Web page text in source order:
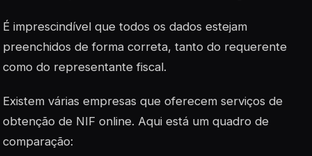
É imprescindível que todos os dados estejam
preenchidos de forma correta, tanto do requerente
como do representante fiscal.
Existem várias empresas que oferecem serviços de
obtenção de NIF online. Aqui está um quadro de
comparação: